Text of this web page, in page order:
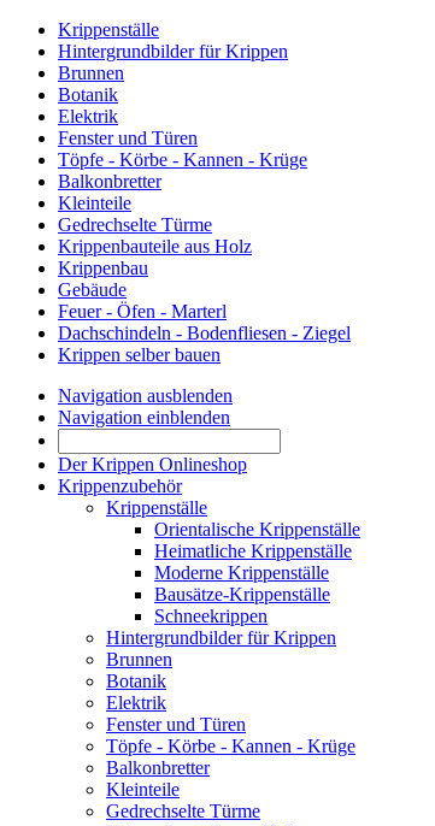
Krippenställe
Hintergrundbilder für Krippen
Brunnen
Botanik
Elektrik
Fenster und Türen
Töpfe - Körbe - Kannen - Krüge
Balkonbretter
Kleinteile
Gedrechselte Türme
Krippenbauteile aus Holz
Krippenbau
Gebäude
Feuer - Öfen - Marterl
Dachschindeln - Bodenfliesen - Ziegel
Krippen selber bauen
Navigation ausblenden
Navigation einblenden
Der Krippen Onlineshop
Krippenzubehör
Krippenställe
Orientalische Krippenställe
Heimatliche Krippenställe
Moderne Krippenställe
Bausätze-Krippenställe
Schneekrippen
Hintergrundbilder für Krippen
Brunnen
Botanik
Elektrik
Fenster und Türen
Töpfe - Körbe - Kannen - Krüge
Balkonbretter
Kleinteile
Gedrechselte Türme